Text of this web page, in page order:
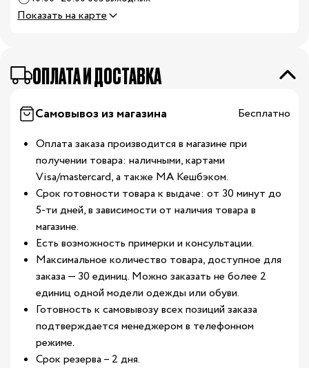
Показать на карте
ОПЛАТА И ДОСТАВКА
Самовывоз из магазина
Бесплатно
Оплата заказа производится в магазине при
получении товара: наличными, картами
Visa/mastercard, а также МА Кешбэком.
Срок готовности товара к выдаче: от 30 минут до
5-ти дней, в зависимости от наличия товара в
магазине.
Есть возможность примерки и консультации.
Максимальное количество товара, доступное для
заказа — 30 единиц. Можно заказать не более 2
единиц одной модели одежды или обуви.
Готовность к самовывозу всех позиций заказа
подтверждается менеджером в телефонном
режиме.
Срок резерва – 2 дня.